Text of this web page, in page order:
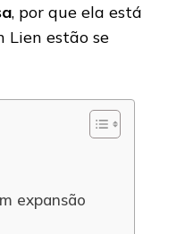
, por que ela está
Lien estão se
expansão